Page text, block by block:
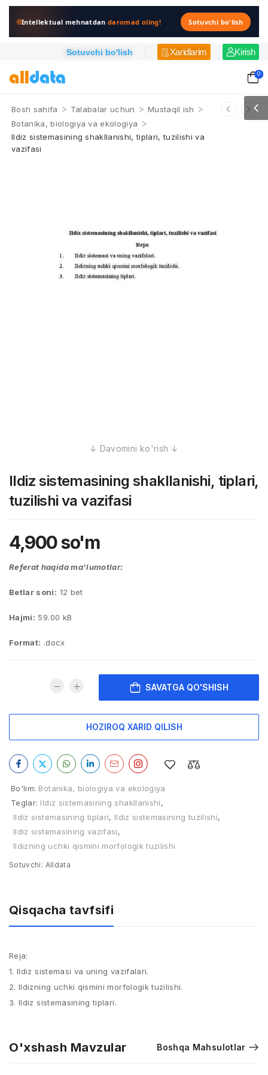
Intellektual mehnatdandaromad oling! Sotuvchi bo'lish
Sotuvchi bo'lish Xaridlarim Kirish
0
Bosh sahifa > Talabalar uchun > Mustaqil ish >
Botanika, biologiya va ekologiya >
Ildiz sistemasining shakllanishi, tiplari, tuzilishi va
vazifasi
Ildiz sistemasining shakllanishi, tiplari,
tuzilishi va vazifasi
4,900so'm
Referat haqida ma’lumotlar:
Betlar soni: 12 bet
Hajmi: 59.00 kB
Format: .docx
SAVATGA QO'SHISH
HOZIROQ XARID QILISH
Bo'lim: Botanika, biologiya va ekologiya
Teglar: Ildiz sistemasining shakllanishi,
Ildiz sistemasining tiplari, Ildiz sistemasining tuzilishi,
Ildiz sistemasining vazifasi,
Ildizning uchki qismini morfologik tuzilishi
Sotuvchi: Alldata
Qisqacha tavfsifi
Reja:
1. Ildiz sistemasi va uning vazifalari.
2. Ildizning uchki qismini morfologik tuzilishi.
3. Ildiz sistemasining tiplari.
O'xshash Mavzular Boshqa Mahsulotlar